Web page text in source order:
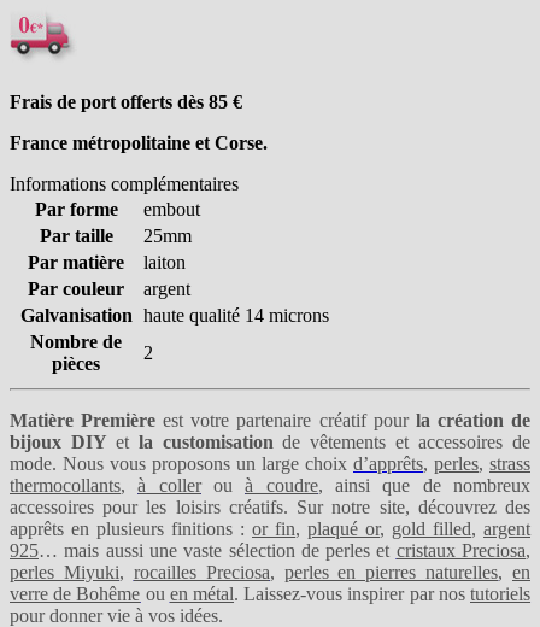
Frais de port offerts dès 85 €
France métropolitaine et Corse.
Informations complémentaires
Par forme
embout
Par taille
25mm
Par matière
laiton
Par couleur
argent
Galvanisation haute qualité 14 microns
Nombre de
pièces
2
Matière Première est votre partenaire créatif pourla création de
bijoux DIY etla customisation de vêtements et accessoires de
mode. Nous vous proposons un large choix d’apprêts, perles, strass
thermocollants,à collerouà coudre, ainsi que de nombreux
accessoires pour les loisirs créatifs. Sur notre site, découvrez des
apprêts en plusieurs finitions : or fin, plaqué or, gold filled, argent
925… mais aussi une vaste sélection de perles et cristaux Preciosa,
perles Miyuki, rocailles Preciosa, perles en pierres naturelles, en
verre de Bohême ou en métal. Laissez-vous inspirer par nostutoriels
pour donner vie à vos idées.